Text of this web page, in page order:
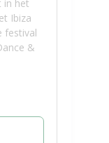
in het
Ibiza
festival
&